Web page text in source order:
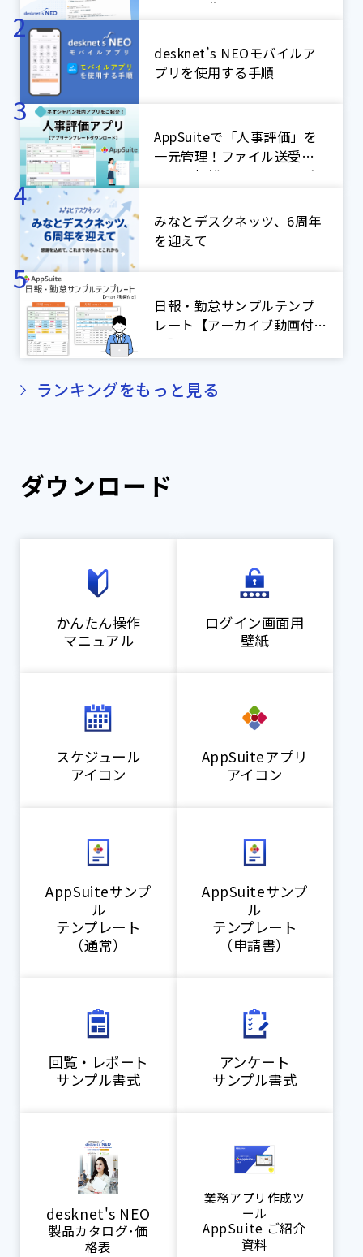
ーション作り
desknet’s NEOモバイルア
プリを使用する手順
AppSuiteで「人事評価」を
一元管理！ファイル送受信
による煩雑なやり取りをゼ
アプリ紹介】
みなとデスクネッツ、6周年
を迎えて
日報・勤怠サンプルテンプ
レート【アーカイブ動画付
き】
ランキングをもっと見る
ダウンロード
かんたん操作
マニュアル
ログイン画面用
壁紙
スケジュール
アイコン
AppSuiteアプリ
アイコン
AppSuiteサンプ
ル
テンプレート
（通常）
AppSuiteサンプ
ル
テンプレート
（申請書）
回覧・レポート
サンプル書式
アンケート
サンプル書式
desknet's NEO
製品カタログ･価
格表
業務アプリ作成ツ
ール
AppSuite ご紹介
資料